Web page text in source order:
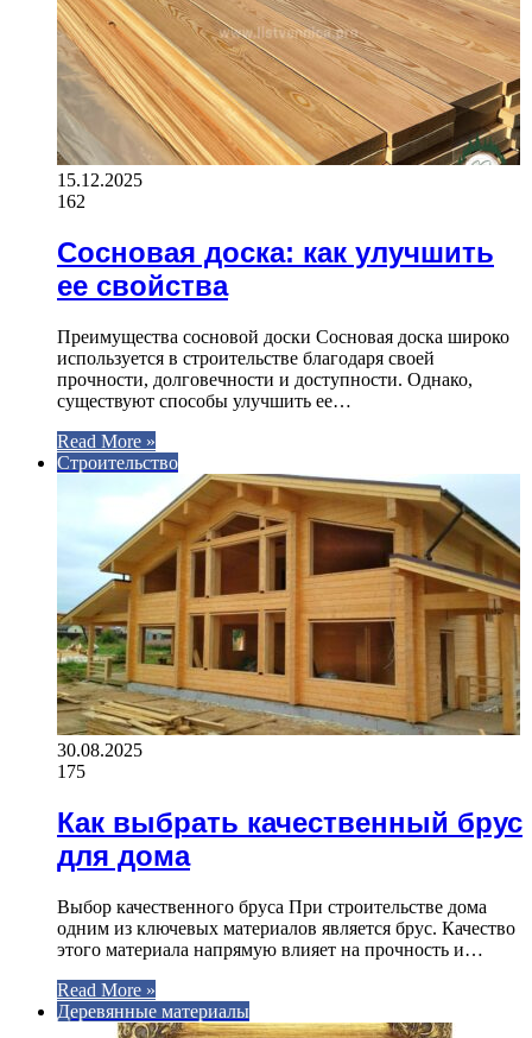
15.12.2025
162
Сосновая доска: как улучшить
ее свойства
Преимущества сосновой доски Сосновая доска широко
используется в строительстве благодаря своей
прочности, долговечности и доступности. Однако,
существуют способы улучшить ее…
Read More »
Строительство
30.08.2025
175
Как выбрать качественный брус
для дома
Выбор качественного бруса При строительстве дома
одним из ключевых материалов является брус. Качество
этого материала напрямую влияет на прочность и…
Read More »
Деревянные материалы